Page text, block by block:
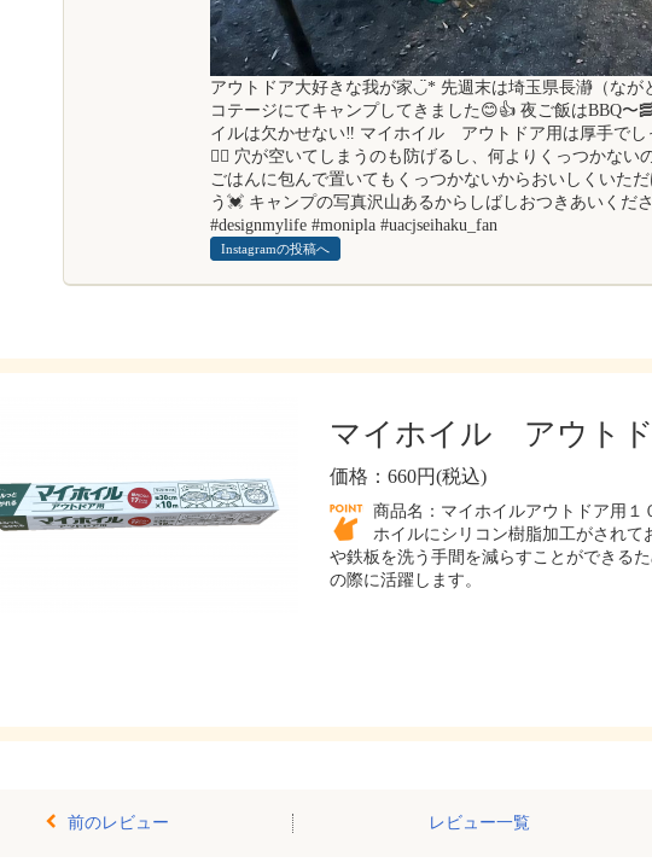
アウトドア大好きな我が家◡̈* 先週末は埼玉県長瀞（なが
コテージにてキャンプしてきました😊👍 夜ご飯はBBQ〜
イルは欠かせない‼️ マイホイル アウトドア用は厚手でし
🙆‍♀ 穴が空いてしまうのも防げるし、何よりくっつかな
ごはんに包んで置いてもくっつかないからおいしくいた
う💓 キャンプの写真沢山あるからしばしおつきあいくだ
#designmylife #monipla #uacjseihaku_fan
Instagramの投稿へ
マイホイル アウトド
価格：660円(税込)
商品名：マイホイルアウトドア用１
ホイルにシリコン樹脂加工がされ
や鉄板を洗う手間を減らすことができる
の際に活躍します。
前のレビュー レビュー一覧